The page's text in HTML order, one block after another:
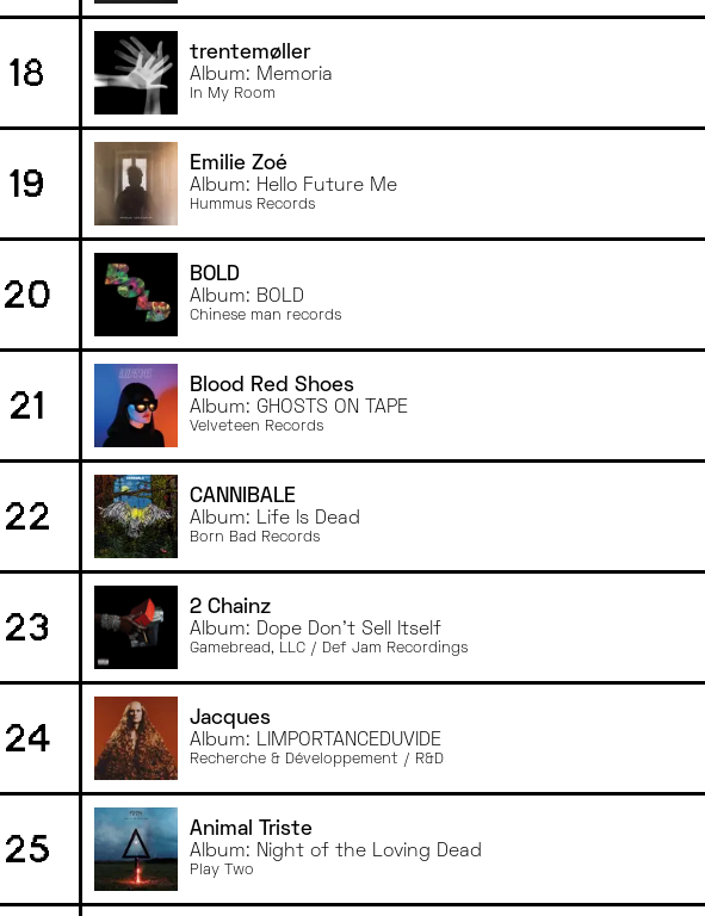
18 trentemøller
Album: Memoria
In My Room
19 Emilie Zoé
Album: Hello Future Me
Hummus Records
20 BOLD
Album: BOLD
Chinese man records
21 Blood Red Shoes
Album: GHOSTS ON TAPE
Velveteen Records
22 CANNIBALE
Album: Life Is Dead
Born Bad Records
23 2 Chainz
Album: Dope Don't Sell Itself
Gamebread, LLC / Def Jam Recordings
24 Jacques
Album: LIMPORTANCEDUVIDE
Recherche & Développement / R&D
25 Animal Triste
Album: Night of the Loving Dead
Play Two